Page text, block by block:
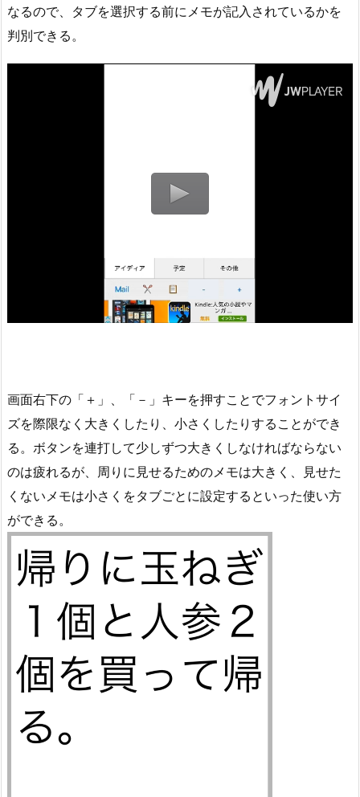
なるので、タブを選択する前にメモが記入されているかを
判別できる。
画面右下の「＋」、「－」キーを押すことでフォントサイ
ズを際限なく大きくしたり、小さくしたりすることができ
る。ボタンを連打して少しずつ大きくしなければならない
のは疲れるが、周りに見せるためのメモは大きく、見せた
くないメモは小さくをタブごとに設定するといった使い方
ができる。